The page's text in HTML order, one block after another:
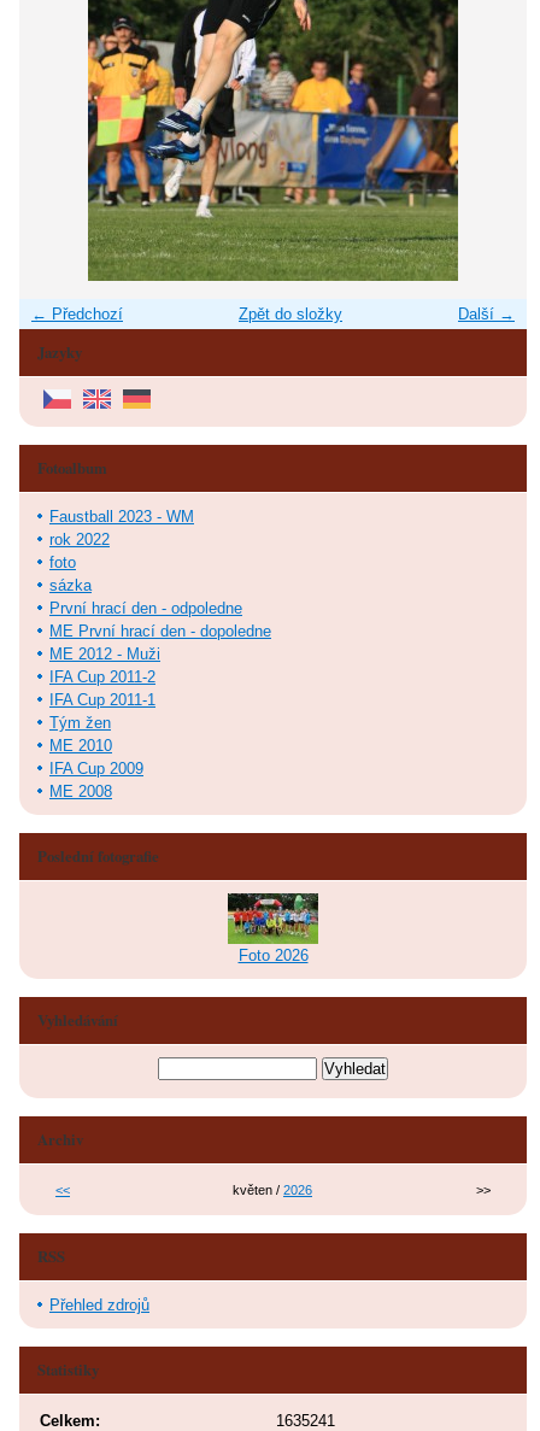
← Předchozí Další →
Zpět do složky
Jazyky
Fotoalbum
Faustball 2023 - WM
rok 2022
foto
sázka
První hrací den - odpoledne
ME První hrací den - dopoledne
ME 2012 - Muži
IFA Cup 2011-2
IFA Cup 2011-1
Tým žen
ME 2010
IFA Cup 2009
ME 2008
Poslední fotografie
Foto 2026
Vyhledávání
Archiv
<< květen / 2026 >>
RSS
Přehled zdrojů
Statistiky
Celkem: 1635241